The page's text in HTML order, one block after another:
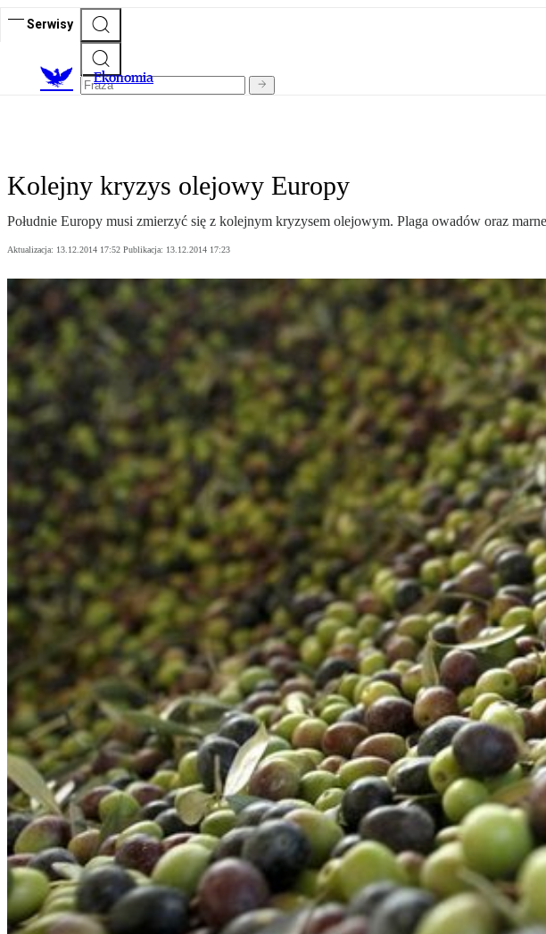
Serwisy
Ekonomia
Kolejny kryzys olejowy Europy
Południe Europy musi zmierzyć się z kolejnym kryzysem olejowym. Plaga owadów oraz
Aktualizacja: 13.12.2014 17:52 Publikacja: 13.12.2014 17:23